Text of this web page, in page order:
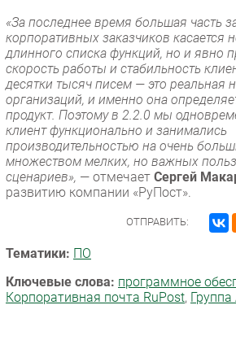
«За последнее время большая часть
корпоративных заказчиков касается
длинного списка функций, но и явно
скорость работы и стабильность
десятки тысяч писем — это реальная
организаций, и именно она
продукт. Поэтому в 2.2.0 мы
клиент функционально и занимались
производительностью на очень
множеством мелких, но важных
сценариев», — отмечает Сергей
развитию компании «РуПост».
ОТПРАВИТЬ:
Тематики: ПО
Ключевые слова: программное
Корпоративная почта RuPost, Группа